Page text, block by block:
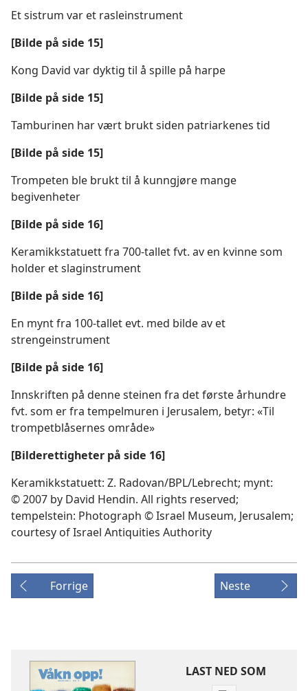
Et sistrum var et rasleinstrument
[Bilde på side 15]
Kong David var dyktig til å spille på harpe
[Bilde på side 15]
Tamburinen har vært brukt siden patriarkenes tid
[Bilde på side 15]
Trompeten ble brukt til å kunngjøre mange
begivenheter
[Bilde på side 16]
Keramikkstatuett fra 700-tallet fvt. av en kvinne som
holder et slaginstrument
[Bilde på side 16]
En mynt fra 100-tallet evt. med bilde av et
strengeinstrument
[Bilde på side 16]
Innskriften på denne steinen fra det første århundre
fvt. som er fra tempelmuren i Jerusalem, betyr: «Til
trompetblåsernes område»
[Bilderettigheter på side 16]
Keramikkstatuett: Z. Radovan/BPL/Lebrecht; mynt:
© 2007 by David Hendin. All rights reserved;
tempelstein: Photograph © Israel Museum, Jerusalem;
courtesy of Israel Antiquities Authority
Forrige Neste
LAST NED SOM